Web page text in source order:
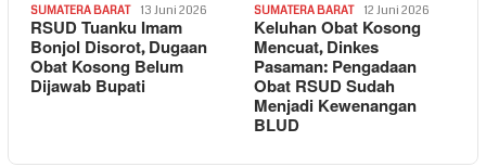
SUMATERA BARAT 13 Juni 2026
RSUD Tuanku Imam
Bonjol Disorot, Dugaan
Obat Kosong Belum
Dijawab Bupati
SUMATERA BARAT 12 Juni 2026
Keluhan Obat Kosong
Mencuat, Dinkes
Pasaman: Pengadaan
Obat RSUD Sudah
Menjadi Kewenangan
BLUD